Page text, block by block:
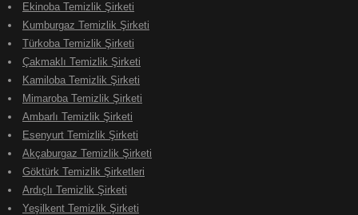
Ekinoba Temizlik Şirketi
Kumburgaz Temizlik Şirketi
Türkoba Temizlik Şirketi
Çakmaklı Temizlik Şirketi
Kamiloba Temizlik Şirketi
Mimaroba Temizlik Şirketi
Ambarlı Temizlik Şirketi
Esenyurt Temizlik Şirketi
Akçaburgaz Temizlik Şirketi
Göktürk Temizlik Şirketleri
Ardıçlı Temizlik Şirketi
Yeşilkent Temizlik Şirketi